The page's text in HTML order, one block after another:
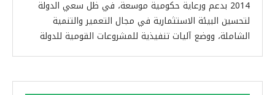
2014 بدعم ورعاية حكومية موسعة، في ظل سعي الدولة
لتحسين البيئة الاستثمارية في مجال التعمير والتنمية
الشاملة، ووضع آليات تنفيذية للمشروعات القومية للدولة